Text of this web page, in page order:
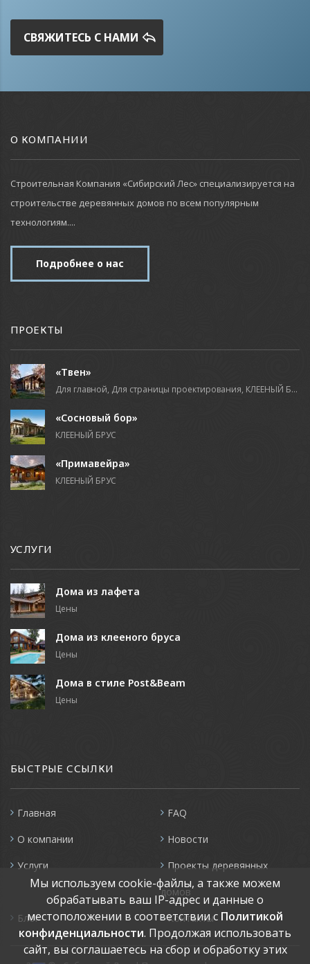
СВЯЖИТЕСЬ С НАМИ
О КОМПАНИИ
Строительная Компания «Сибирский Лес» специализируется на
строительстве деревянных домов по всем популярным
технологиям....
Подробнее о нас
ПРОЕКТЫ
«Твен»
Для главной, Для страницы проектирования, КЛЕЕНЫЙ БРУС
«Сосновый бор»
КЛЕЕНЫЙ БРУС
«Примавейра»
КЛЕЕНЫЙ БРУС
УСЛУГИ
Дома из лафета
Цены
Дома из клееного бруса
Цены
Дома в стиле Post&Beam
Цены
БЫСТРЫЕ ССЫЛКИ
Главная
FAQ
О компании
Новости
Услуги
Проекты деревянных
домов
Блог
Контакты
Мы используем cookie-файлы, а также можем
обрабатывать ваш IP-адрес и данные о
местоположении в соответствии с Политикой
конфиденциальности. Продолжая использовать
сайт, вы соглашаетесь на сбор и обработку этих